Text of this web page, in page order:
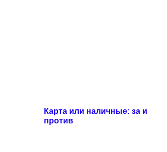
Карта или наличные: за и
против